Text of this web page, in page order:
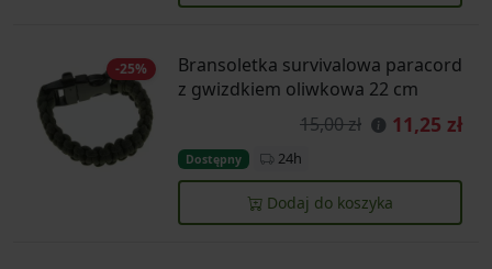
-25%
Bransoletka survivalowa paracord
z gwizdkiem oliwkowa 22 cm
15,00 zł
11,25 zł
Dostępny 24h
Dodaj do koszyka